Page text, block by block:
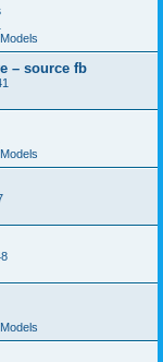
– source fb